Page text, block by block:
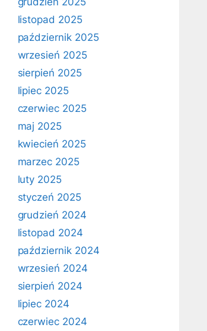
listopad 2025
październik 2025
wrzesień 2025
sierpień 2025
lipiec 2025
czerwiec 2025
maj 2025
kwiecień 2025
marzec 2025
luty 2025
styczeń 2025
grudzień 2024
listopad 2024
październik 2024
wrzesień 2024
sierpień 2024
lipiec 2024
czerwiec 2024